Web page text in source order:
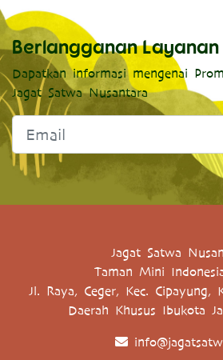
Berlangganan Layanan
Dapatkan informasi mengenai
Jagat Satwa Nusantara
Jagat Satwa
Taman Mini
Jl. Raya, Ceger, Kec. Cipayung,
Daerah Khusus Ibukota